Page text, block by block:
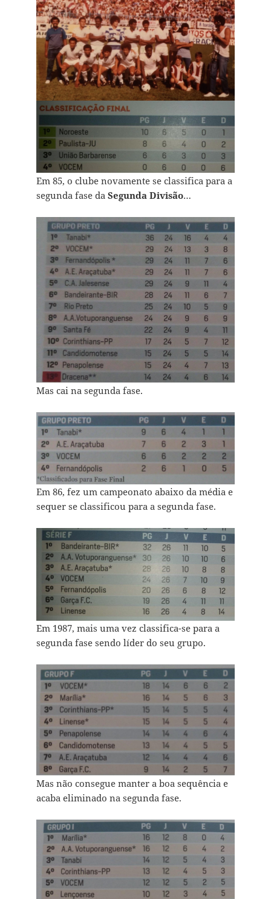
Em 85, o clube novamente se classifica para a
segunda fase da Segunda Divisão…
Mas cai na segunda fase.
Em 86, fez um campeonato abaixo da média e
sequer se classificou para a segunda fase.
Em 1987, mais uma vez classifica-se para a
segunda fase sendo líder do seu grupo.
Mas não consegue manter a boa sequência e
acaba eliminado na segunda fase.